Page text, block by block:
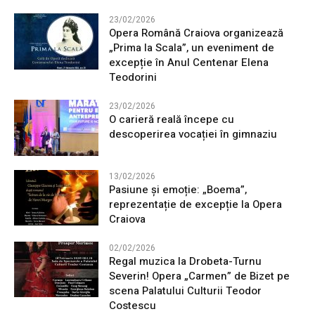
23/02/2026
Opera Română Craiova organizează
„Prima la Scala”, un eveniment de
excepție în Anul Centenar Elena
Teodorini
23/02/2026
O carieră reală începe cu
descoperirea vocației în gimnaziu
13/02/2026
Pasiune și emoție: „Boema”,
reprezentație de excepție la Opera
Craiova
02/02/2026
Regal muzica la Drobeta-Turnu
Severin! Opera „Carmen” de Bizet pe
scena Palatului Culturii Teodor
Costescu